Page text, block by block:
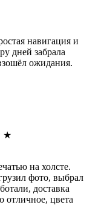
навигация и
дней забрала
ожидания.
★
на холсте.
фото, выбрал
доставка
отличное, цвета